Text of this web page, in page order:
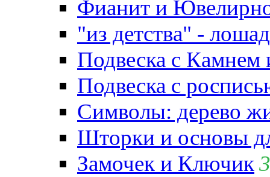
Фианит и
"из детства" -
Подвеска с
Подвеска с
Символы: дерево
Шторки и основы
Замочек и Ключик